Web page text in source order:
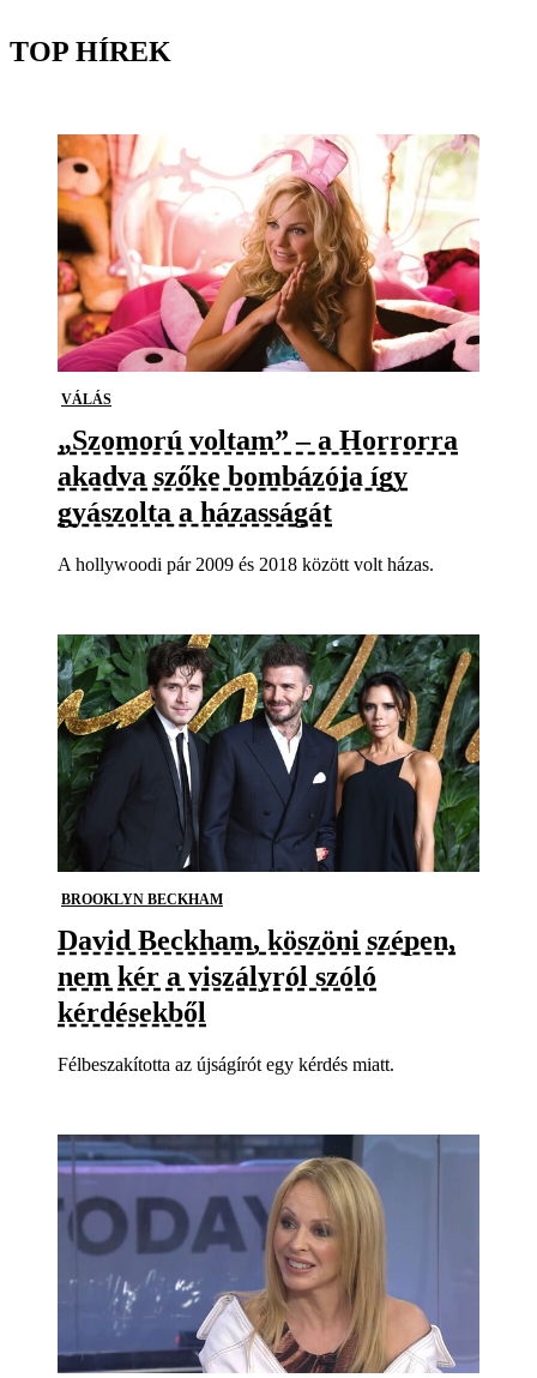
TOP HÍREK
VÁLÁS
„Szomorú voltam” – a Horrorra
akadva szőke bombázója így
gyászolta a házasságát
A hollywoodi pár 2009 és 2018 között volt házas.
BROOKLYN BECKHAM
David Beckham, köszöni szépen,
nem kér a viszályról szóló
kérdésekből
Félbeszakította az újságírót egy kérdés miatt.